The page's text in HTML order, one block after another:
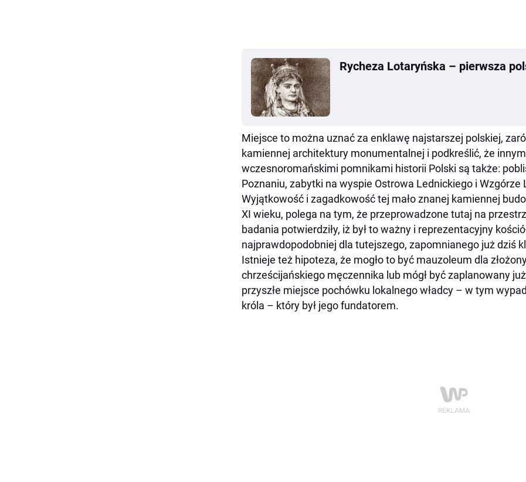
Rycheza Lotaryńska – pierwsza
Miejsce to można uznać za enklawę najstarszej polskiej,
kamiennej architektury monumentalnej i podkreślić, że
wczesnoromańskimi pomnikami historii Polski są także:
Poznaniu, zabytki na wyspie Ostrowa Lednickiego i Wzgórze
Wyjątkowość i zagadkowość tej mało znanej kamiennej
XI wieku, polega na tym, że przeprowadzone tutaj na
badania potwierdziły, iż był to ważny i reprezentacyjny
najprawdopodobniej dla tutejszego, zapomnianego już dziś
Istnieje też hipoteza, że mogło to być mauzoleum dla
chrześcijańskiego męczennika lub mógł być zaplanowany
przyszłe miejsce pochówku lokalnego władcy – w tym
króla – który był jego fundatorem.